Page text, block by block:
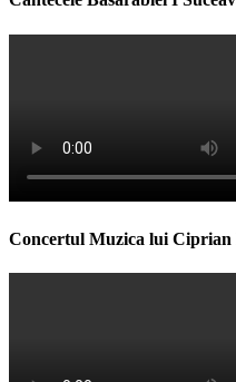
Concertul Muzica lui